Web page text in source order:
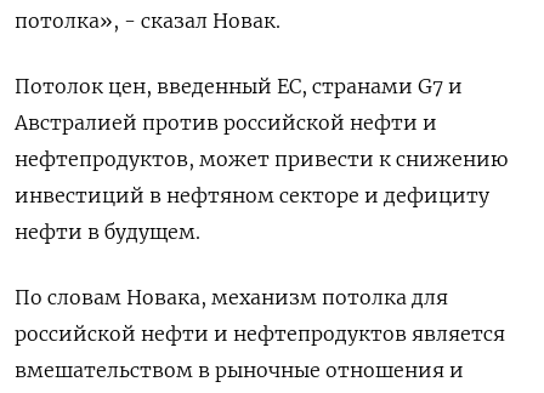
потолка», - сказал Новак.
Потолок цен, введенный ЕС, странами G7 и
Австралией против российской нефти и
нефтепродуктов, может привести к снижению
инвестиций в нефтяном секторе и дефициту
нефти в будущем.
По словам Новака, механизм потолка для
российской нефти и нефтепродуктов является
вмешательством в рыночные отношения и